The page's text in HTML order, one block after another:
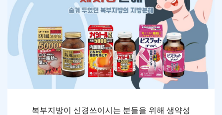
복부지방이 신경쓰이시는 분들을 위해 생약성